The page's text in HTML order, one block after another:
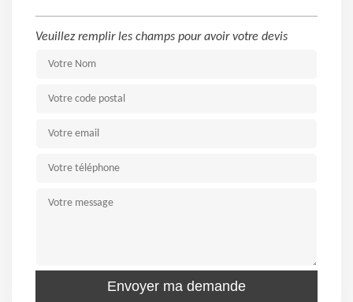
Veuillez remplir les champs pour avoir votre devis